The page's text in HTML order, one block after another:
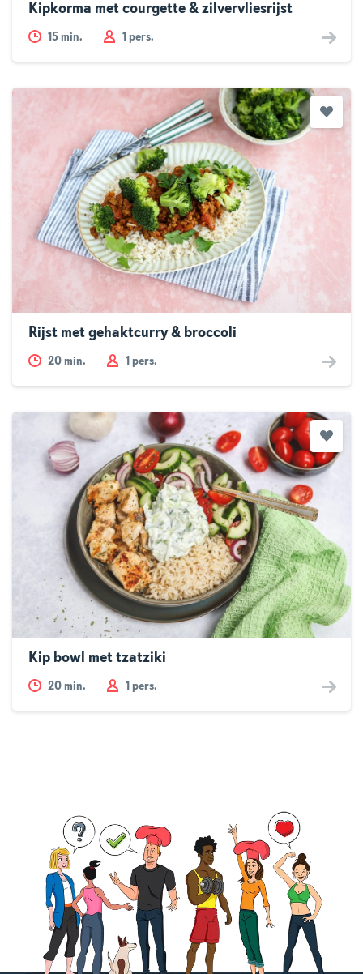
Kipkorma met courgette & zilvervliesrijst
15 min. 1 pers.
Rijst met gehaktcurry & broccoli
20 min. 1 pers.
Kip bowl met tzatziki
20 min. 1 pers.